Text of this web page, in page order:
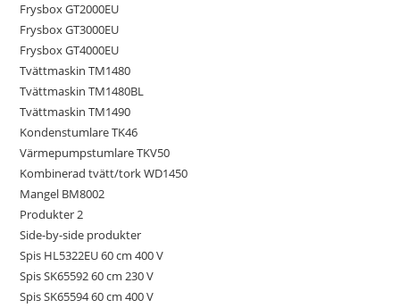
Frysbox GT2000EU
Frysbox GT3000EU
Frysbox GT4000EU
Tvättmaskin TM1480
Tvättmaskin TM1480BL
Tvättmaskin TM1490
Kondenstumlare TK46
Värmepumpstumlare TKV50
Kombinerad tvätt/tork WD1450
Mangel BM8002
Produkter 2
Side-by-side produkter
Spis HL5322EU 60 cm 400 V
Spis SK65592 60 cm 230 V
Spis SK65594 60 cm 400 V